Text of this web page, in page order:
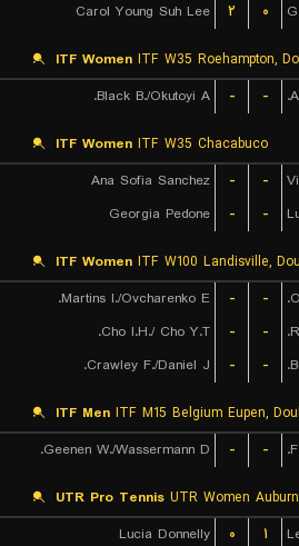
Carol Young Suh Lee
۲ ۰
ITF Women ITF W35 Roehampton,
Black B./Okutoyi A.
- -
ITF Women ITF W35 Chacabuco
Ana Sofia Sanchez
- -
Georgia Pedone
- -
ITF Women ITF W100 Landisville,
Martins I./Ovcharenko E.
- -
Cho I.H./ Cho Y.T.
- -
Crawley F./Daniel J.
- -
ITF Men ITF M15 Belgium Eupen,
Geenen W./Wassermann D.
- -
UTR Pro Tennis UTR Women Auburn
Lucia Donnelly
۰ ۱